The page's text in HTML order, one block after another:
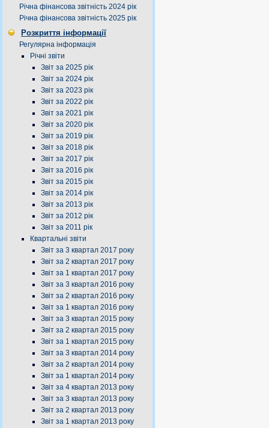
Річна фінансова звітність 2024 рік
Річна фінансова звітність 2025 рік
Розкриття інформації
Регулярна інформація
Річні звіти
Звіт за 2025 рік
Звіт за 2024 рік
Звіт за 2023 рік
Звіт за 2022 рік
Звіт за 2021 рік
Звіт за 2020 рік
Звіт за 2019 рік
Звіт за 2018 рік
Звіт за 2017 рік
Звіт за 2016 рік
Звіт за 2015 рік
Звіт за 2014 рік
Звіт за 2013 рік
Звіт за 2012 рік
Звіт за 2011 рік
Квартальні звіти
Звіт за 3 квартал 2017 року
Звіт за 2 квартал 2017 року
Звіт за 1 квартал 2017 року
Звіт за 3 квартал 2016 року
Звіт за 2 квартал 2016 року
Звіт за 1 квартал 2016 року
Звіт за 3 квартал 2015 року
Звіт за 2 квартал 2015 року
Звіт за 1 квартал 2015 року
Звіт за 3 квартал 2014 року
Звіт за 2 квартал 2014 року
Звіт за 1 квартал 2014 року
Звіт за 4 квартал 2013 року
Звіт за 3 квартал 2013 року
Звіт за 2 квартал 2013 року
Звіт за 1 квартал 2013 року